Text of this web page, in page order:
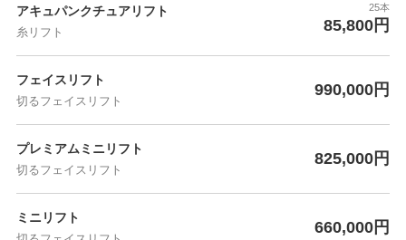
アキュパンクチュアリフト
糸リフト
25本
85,800円
フェイスリフト
切るフェイスリフト
990,000円
プレミアムミニリフト
切るフェイスリフト
825,000円
ミニリフト
660,000円